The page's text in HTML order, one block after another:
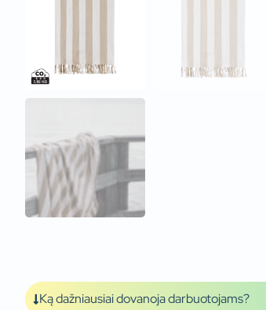
Ką dažniausiai dovanoja darbuotojams?